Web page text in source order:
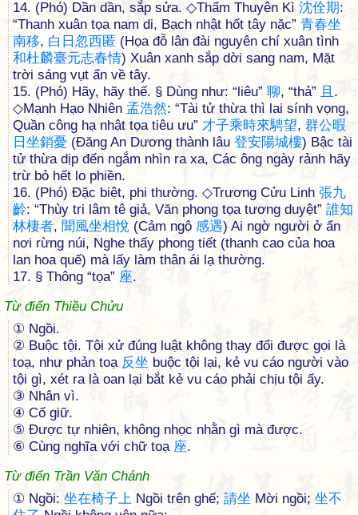
14. (Phó) Dần dần, sắp sửa. ◇Thẩm Thuyên Kì 沈佺期:
“Thanh xuân tọa nam di, Bạch nhật hốt tây nặc” 青春坐
南移, 白 日 忽西匿 (Họa đỗ lân đài nguyên chí xuân tình
和杜麟臺元志春情) Xuân xanh sắp dời sang nam, Mặt
trời sáng vụt ẩn về tây.
15. (Phó) Hãy, hãy thế. § Dùng như: “liêu” 聊, “thả” 且 .
◇Mạnh Hạo Nhiên 孟浩然: “Tài tử thừa thì lai sính vọng,
Quần công hạ nhật tọa tiêu ưu” 才子乘時來騁望, 群公暇
日 坐銷憂 (Đăng An Dương thành lâu 登安陽城樓) Bậc tài
tử thừa dịp đến ngắm nhìn ra xa, Các ông ngày rảnh hãy
trừ bỏ hết lo phiền.
16. (Phó) Đặc biệt, phi thường. ◇Trương Cửu Linh 張九
齡: “Thùy tri lâm tê giả, Văn phong tọa tương duyệt” 誰知
林棲者, 聞風坐相悅 (Cảm ngộ 感遇) Ai ngờ người ở ẩn
nơi rừng núi, Nghe thấy phong tiết (thanh cao của hoa
lan hoa quế) mà lấy làm thân ái lạ thường.
17. § Thông “tọa” 座.
Từ điển Thiều Chửu
① Ngồi.
② Buộc tội. Tội xử đúng luật không thay đổi được gọi là
toạ, như phản toạ 反坐 buộc tội lại, kẻ vu cáo người vào
tội gì, xét ra là oan lại bắt kẻ vu cáo phải chịu tội ấy.
③ Nhân vì.
④ Cố giữ.
⑤ Ðược tự nhiên, không nhọc nhằn gì mà được.
⑥ Cùng nghĩa với chữ toạ 座.
Từ điển Trần Văn Chánh
① Ngồi: 坐在椅子上 Ngồi trên ghế; 請坐 Mời ngồi; 坐不